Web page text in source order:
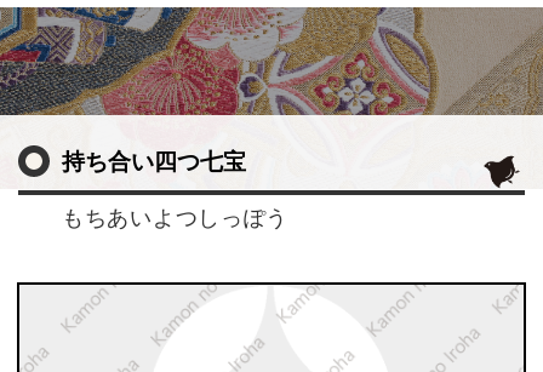
持ち合い四つ七宝
もちあいよつしっぽう